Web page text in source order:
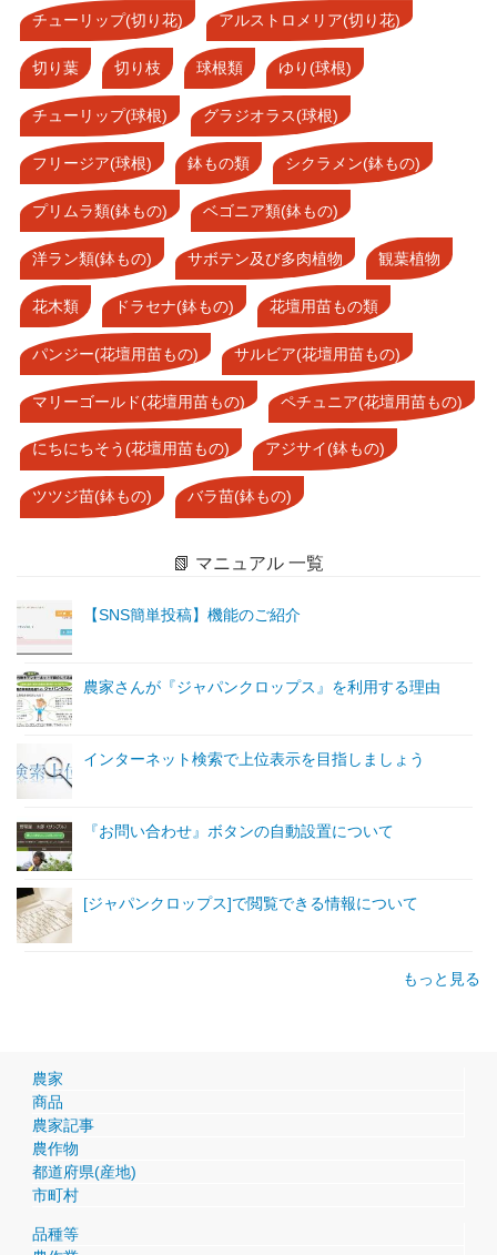
チューリップ(切り花) アルストロメリア(切り花)
切り葉 切り枝 球根類 ゆり(球根)
チューリップ(球根) グラジオラス(球根)
フリージア(球根) 鉢もの類 シクラメン(鉢もの)
プリムラ類(鉢もの) ベゴニア類(鉢もの)
洋ラン類(鉢もの) サボテン及び多肉植物 観葉植物
花木類 ドラセナ(鉢もの) 花壇用苗もの類
パンジー(花壇用苗もの) サルビア(花壇用苗もの)
マリーゴールド(花壇用苗もの) ペチュニア(花壇用苗もの)
にちにちそう(花壇用苗もの) アジサイ(鉢もの)
ツツジ苗(鉢もの) バラ苗(鉢もの)
📗 マニュアル 一覧
【SNS簡単投稿】機能のご紹介
農家さんが『ジャパンクロップス』を利用する理由
インターネット検索で上位表示を目指しましょう
『お問い合わせ』ボタンの自動設置について
[ジャパンクロップス]で閲覧できる情報について
もっと見る
農家
商品
農家記事
農作物
都道府県(産地)
市町村
品種等